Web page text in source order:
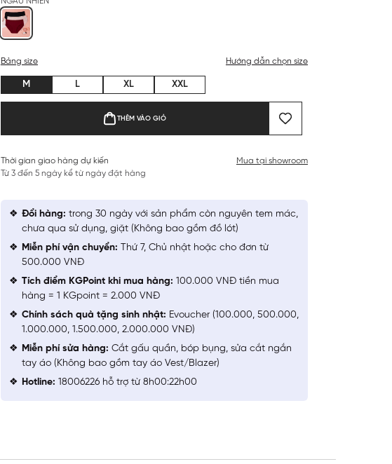
Bảng size Hướng dẫn chọn size
M L XL XXL
THÊM VÀO GIỎ
Thời gian giao hàng dự kiến
Từ 3 đến 5 ngày kể từ ngày đặt hàng
Mua tại showroom
Đổi hàng: trong 30 ngày với sản phẩm còn nguyên tem mác,
chưa qua sử dụng, giặt (Không bao gồm đồ lót)
Miễn phí vận chuyển: Thứ 7, Chủ nhật hoặc cho đơn từ
500.000 VNĐ
Tích điểm KGPoint khi mua hàng: 100.000 VNĐ tiền mua
hàng = 1 KGpoint = 2.000 VNĐ
Chính sách quà tặng sinh nhật: Evoucher (100.000, 500.000,
1.000.000, 1.500.000, 2.000.000 VNĐ)
Miễn phí sửa hàng: Cắt gấu quần, bóp bụng, sửa cắt ngắn
tay áo (Không bao gồm tay áo Vest/Blazer)
Hotline: 18006226 hỗ trợ từ 8h00:22h00